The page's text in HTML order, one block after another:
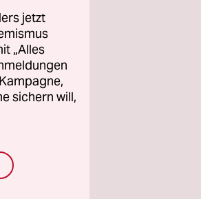
jetzt
„Alles
sichern will,